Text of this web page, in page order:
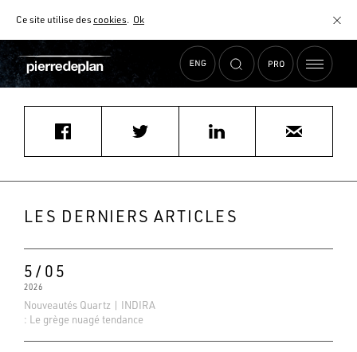
Ce site utilise descookies. Ok
AIDE AU CHOIX
Accueil Actualités segolenetoussaint67@icloud.com
LES DERNIERS ARTICLES
5/05
2026
Nouveautés Quartz | INDIRA
: Le grège nuagé tendance